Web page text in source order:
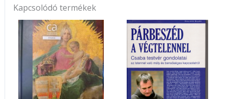
Kapcsolódó termékek